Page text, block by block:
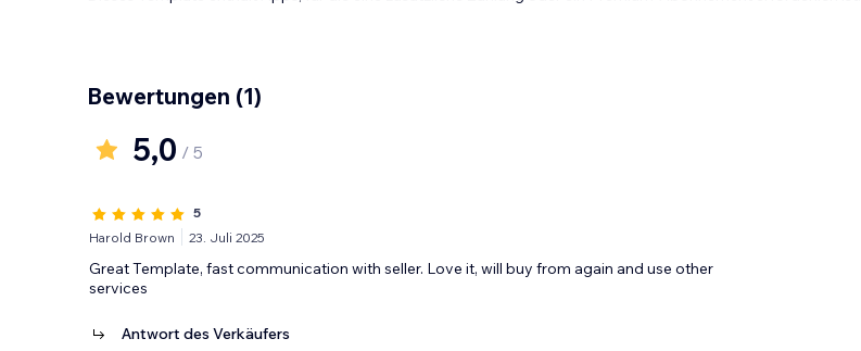
Bewertungen (1)
5,0 / 5
5
Harold Brown
23. Juli 2025
Great Template, fast communication with seller. Love it, will buy from again and use other
services
Antwort des Verkäufers